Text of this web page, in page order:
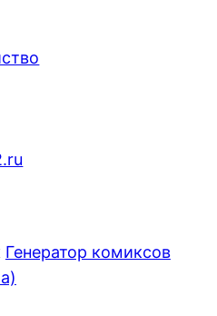
Генератор комиксов